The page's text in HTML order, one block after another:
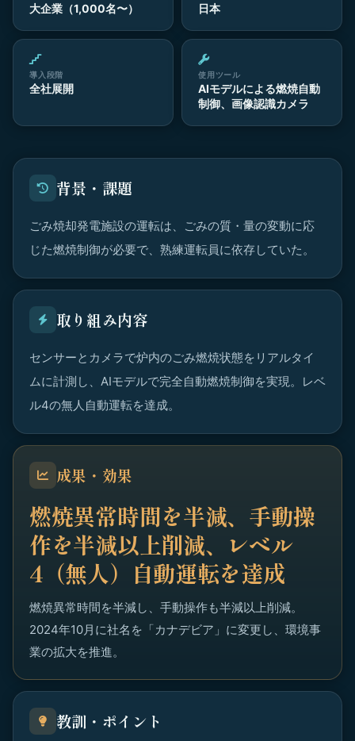
大企業（1,000名〜） 日本
導入段階
全社展開
使用ツール
AIモデルによる燃焼自動
制御、画像認識カメラ
背景・課題
ごみ焼却発電施設の運転は、ごみの質・量の変動に応
じた燃焼制御が必要で、熟練運転員に依存していた。
取り組み内容
センサーとカメラで炉内のごみ燃焼状態をリアルタイ
ムに計測し、AIモデルで完全自動燃焼制御を実現。レベ
ル4の無人自動運転を達成。
成果・効果
燃焼異常時間を半減、手動操
作を半減以上削減、レベル
4（無人）自動運転を達成
燃焼異常時間を半減し、手動操作も半減以上削減。
2024年10月に社名を「カナデビア」に変更し、環境事
業の拡大を推進。
教訓・ポイント